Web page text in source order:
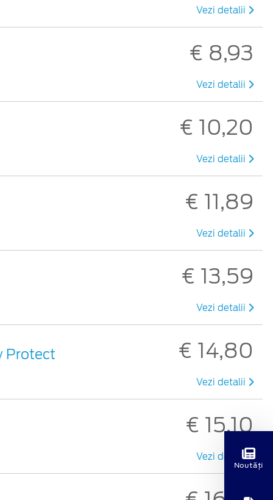
Vezi detalii
€ 8,93
Vezi detalii
€ 10,20
Vezi detalii
€ 11,89
Vezi detalii
€ 13,59
Vezi detalii
Protect € 14,80
Vezi detalii
€ 15,10
Vezi detalii
Noutăți